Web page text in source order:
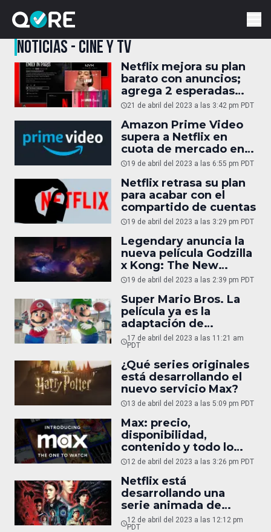
NOTICIAS - CINE Y TV
Netflix mejora su plan
barato con anuncios;
agrega 2 esperadas
características
21 de abril del 2023 a las 3:42 pm PDT
Amazon Prime Video
supera a Netflix en
cuota de mercado en
Estados Unidos
19 de abril del 2023 a las 6:55 pm PDT
Netflix retrasa su plan
para acabar con el
compartido de cuentas
19 de abril del 2023 a las 3:29 pm PDT
Legendary anuncia la
nueva película Godzilla
x Kong: The New
Empire
19 de abril del 2023 a las 2:39 pm PDT
Super Mario Bros. La
película ya es la
adaptación de
videojuegos más
exitosa de la historia
17 de abril del 2023 a las 11:21 am
PDT
¿Qué series originales
está desarrollando el
nuevo servicio Max?
13 de abril del 2023 a las 5:09 pm PDT
Max: precio,
disponibilidad,
contenido y todo lo
que debes saber del
Warner Bros.
Discovery
12 de abril del 2023 a las 3:26 pm PDT
Netflix está
desarrollando una
serie animada de
Stranger Things
12 de abril del 2023 a las 12:12 pm
PDT